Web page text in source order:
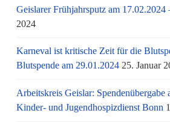
Geislarer Frühjahrsputz am 17.02.2024
2024
Karneval ist kritische Zeit für die
Blutspende am 29.01.2024 25. Januar
Arbeitskreis Geislar: Spendenübergabe
Kinder- und Jugendhospizdienst Bonn